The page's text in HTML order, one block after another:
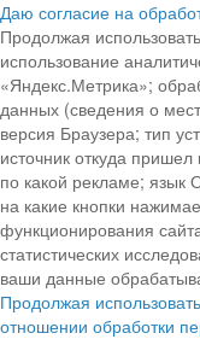
Даю согласие на
Продолжая
использование
«Яндекс.Метрика»;
данных (сведения о
версия Браузера; тип
источник откуда пришел
по какой рекламе; язык
на какие кнопки
функционирования
статистических
ваши данные
Продолжая
отношении обработки